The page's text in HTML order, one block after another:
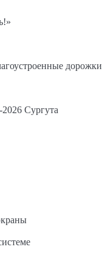
дорожки
Сургута